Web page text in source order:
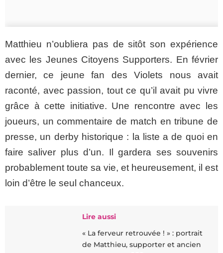
Matthieu n’oubliera pas de sitôt son expérience
avec les Jeunes Citoyens Supporters. En février
dernier, ce jeune fan des Violets nous avait
raconté, avec passion, tout ce qu’il avait pu vivre
grâce à cette initiative. Une rencontre avec les
joueurs, un commentaire de match en tribune de
presse, un derby historique : la liste a de quoi en
faire saliver plus d’un. Il gardera ses souvenirs
probablement toute sa vie, et heureusement, il est
loin d’être le seul chanceux.
Lire aussi
« La ferveur retrouvée ! » : portrait
de Matthieu, supporter et ancien